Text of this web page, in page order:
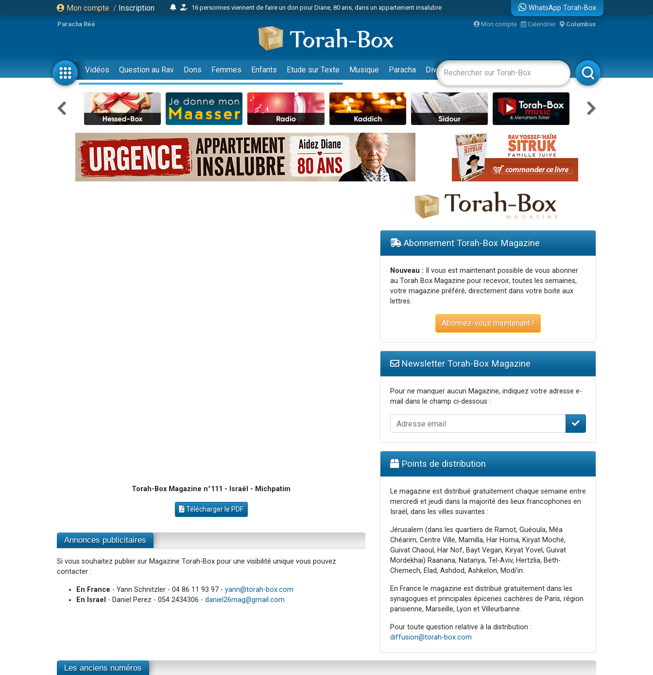
Mon compte / Inscription
2 personnes viennent de nous rejoindre sur WhatsApp
6 personnes viennent de nous rejoindre sur WhatsApp
4 personnes viennent de faire un don pour Reloger Rivka, 6 enfants, victime de violences...
17 personnes viennent de demander une bénédiction
Il reste 49 places pour étudier en groupe sur Zoom
Eva vient de donner son Maasser
4 personnes viennent de nous rejoindre sur WhatsApp
3 personnes viennent de nous rejoindre sur WhatsApp
Odaya vient de donner son Maasser
3 personnes viennent de faire un don pour 5 jours de vacances aux Orphelins
WhatsApp Torah-Box
Paracha Réé Mon compte Calendrier Columbus
Vidéos Question au Rav Dons Femmes Enfants Etude sur Texte Musique Paracha Divertissements Livres Rabbanim
Torah-Box Magazine n°111 - Israël - Michpatim
Télécharger le PDF
Annonces publicitaires
Si vous souhaitez publier sur Magazine Torah-Box pour une visibilité unique vous pouvez
contacter :
En France - Yann Schnitzler - 04 86 11 93 97 - yann@torah-box.com
En Israel - Daniel Perez - 054 2434306 - daniel26mag@gmail.com
Abonnement Torah-Box Magazine
Nouveau : Il vous est maintenant possible de vous abonner
au Torah Box Magazine pour recevoir, toutes les semaines,
votre magazine préféré, directement dans votre boite aux
lettres.
Abonnez-vous maintenant !
Newsletter Torah-Box Magazine
Pour ne manquer aucun Magazine, indiquez votre adresse e-
mail dans le champ ci-dessous :
Points de distribution
Le magazine est distribué gratuitement chaque semaine entre
mercredi et jeudi dans la majorité des lieux francophones en
Israël, dans les villes suivantes :
Jérusalem (dans les quartiers de Ramot, Guéoula, Méa
Chéarim, Centre Ville, Mamilla, Har Homa, Kiryat Moché,
Guivat Chaoul, Har Nof, Bayt Vegan, Kiryat Yovel, Guivat
Mordekhai) Raanana, Natanya, Tel-Aviv, Hertzlia, Beth-
Chemech, Elad, Ashdod, Ashkelon, Modi'in.
En France le magazine est distribué gratuitement dans les
synagogues et principales épiceries cachères de Paris, région
parisienne, Marseille, Lyon et Villeurbanne.
Pour toute question relative à la distribution :
diffusion@torah-box.com
Les anciens numéros